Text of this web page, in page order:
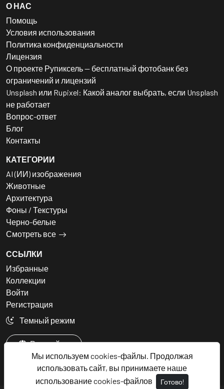
Мы используем cookies-файлы. Продолжая
использовать сайт, вы принимаете наше
использование cookies-файлов
Готово!
О НАС
Помощь
Условия использования
Политика конфиденциальности
Лицензия
О проекте Рупиксель — бесплатный фотобанк без
ограничений и лицензий
Unsplash или Rupixel: Какой аналог выбрать, если Unsplash
не работает
Вопрос-ответ
Блог
Контакты
КАТЕГОРИИ
AI (ИИ) изображения
Животные
Архитектура
Фоны / Текстуры
Черно-белые
Смотреть все
ССЫЛКИ
Избранные
Коллекции
Войти
Регистрация
Темный режим
Русский